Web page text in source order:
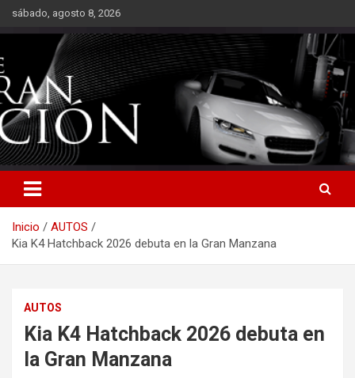
Saltarsábado, agosto 8, 2026
Inicio
AUTOS
Kia K4 Hatchback 2026 debuta en la Gran Manzana
AUTOS
Kia K4 Hatchback 2026 debuta en
la Gran Manzana